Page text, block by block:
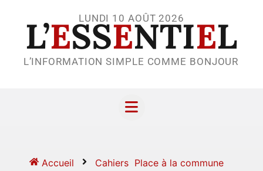
LUNDI 10 AOÛT 2026
L’ESSENTIEL
L’INFORMATION SIMPLE COMME BONJOUR
Accueil Cahiers Place à la commune